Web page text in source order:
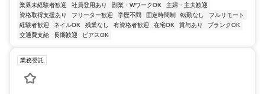
業界未経験者歓迎 社員登用あり 副業・WワークOK
主婦・主夫歓迎
資格取得支援あり
フリーター歓迎 学歴不問 固定時間制 転勤なし
フルリモート
経験者歓迎
ネイルOK 残業なし 有資格者歓迎 在宅OK 賞与あり
ブランクOK
交通費支給
長期歓迎 ピアスOK
業務委託